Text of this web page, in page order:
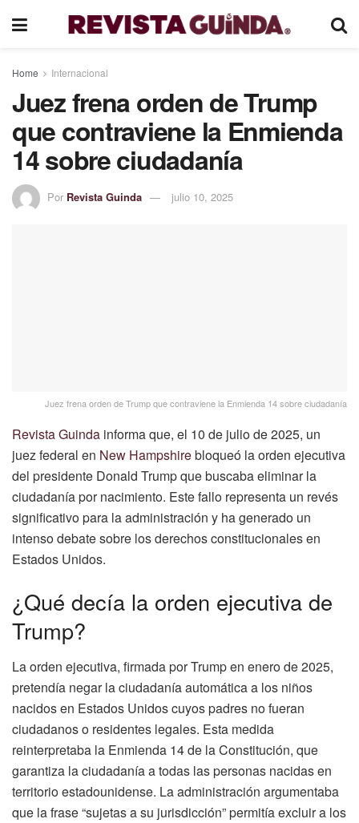
Home Internacional
Juez frena orden de Trump
que contraviene la Enmienda
14 sobre ciudadanía
Por Revista Guinda julio 10, 2025
Juez frena orden de Trump que contraviene la Enmienda 14 sobre ciudadanía
Revista Guinda informa que, el 10 de julio de 2025, un
juez federal en New Hampshirebloqueó la orden ejecutiva
del presidente Donald Trump que buscaba eliminar la
ciudadanía por nacimiento. Este fallo representa un revés
significativo para la administración y ha generado un
intenso debate sobre los derechos constitucionales en
Estados Unidos.
¿Qué decía la orden ejecutiva de
Trump?
La orden ejecutiva, firmada por Trump en enero de 2025,
pretendía negar la ciudadanía automática a los niños
nacidos en Estados Unidos cuyos padres no fueran
ciudadanos o residentes legales. Esta medida
reinterpretaba la Enmienda 14 de la Constitución, que
garantiza la ciudadanía a todas las personas nacidas en
territorio estadounidense. La administración argumentaba
que la frase “sujetas a su jurisdicción” permitía excluir a los